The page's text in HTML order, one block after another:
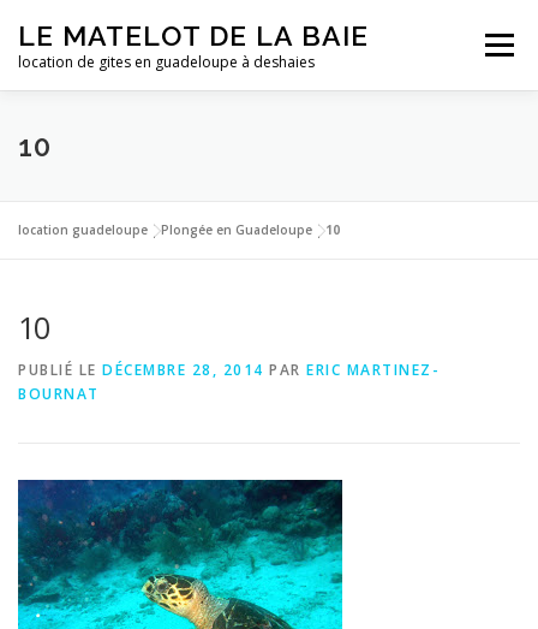
contenu
LE MATELOT DE LA BAIE
location de gites en guadeloupe à deshaies
Menu
ACCUEIL
LA GUADELOUPE TARIFS CONTACT
10
location guadeloupe |Plongée en Guadeloupe |10
10
PUBLIÉ LE DÉCEMBRE 28, 2014 PAR ERIC MARTINEZ-
BOURNAT